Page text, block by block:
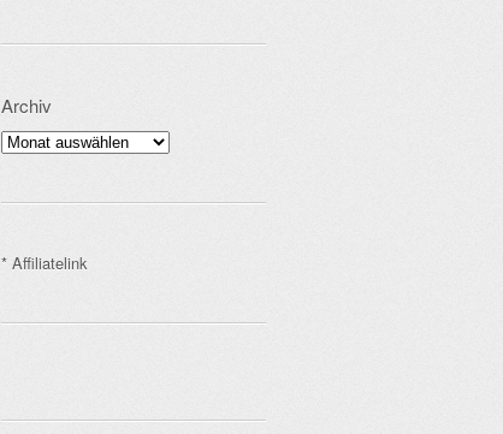
Archiv
Archiv
* Affiliatelink